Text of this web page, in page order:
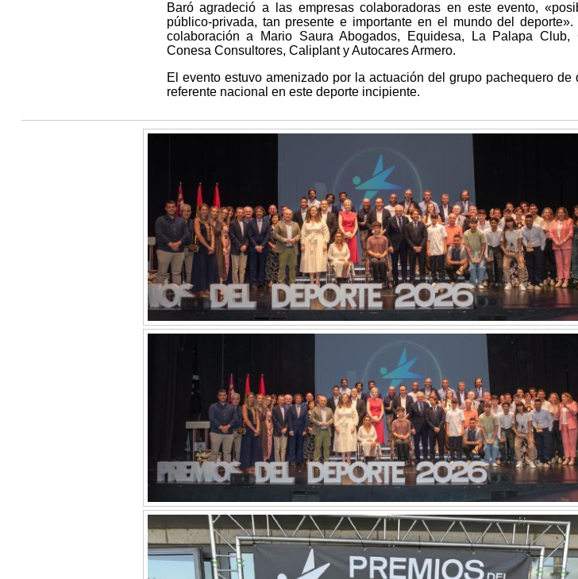
Baró agradeció a las empresas colaboradoras en este evento,
público-privada, tan presente e importante en el mundo del
colaboración a Mario Saura Abogados, Equidesa, La Palapa Club,
Conesa Consultores, Caliplant y Autocares Armero.
El evento estuvo amenizado por la actuación del grupo pachequero de
referente nacional en este deporte incipiente.